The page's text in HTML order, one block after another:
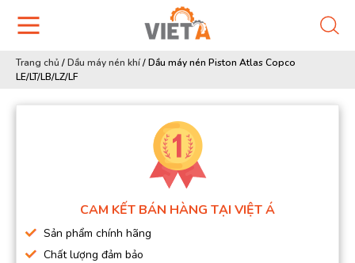
Trang chủ /Dầu máy nén khí/Dầu máy nén Piston Atlas Copco
LE/LT/LB/LZ/LF
CAM KẾT BÁN HÀNG TẠI VIỆT Á
Sản phẩm chính hãng
Chất lượng đảm bảo